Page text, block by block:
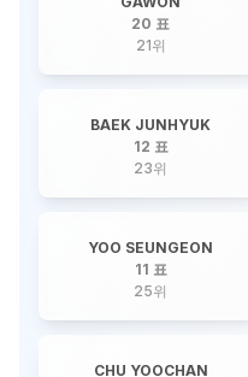
20 표
21위
BAEK JUNHYUK
12 표
23위
YOO SEUNGEON
11 표
25위
CHU YOOCHAN